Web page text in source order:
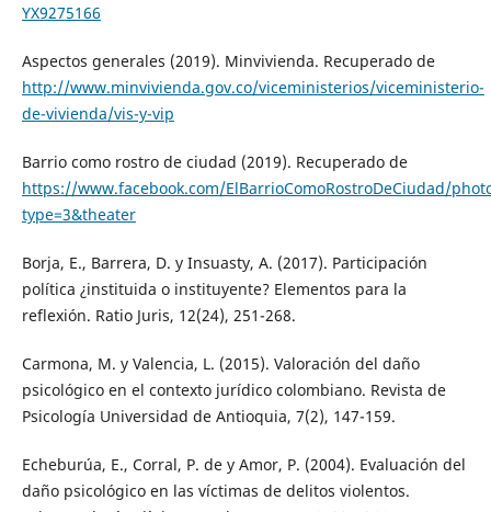
YX9275166
Aspectos generales (2019). Minvivienda. Recuperado de
http://www.minvivienda.gov.co/viceministerios/viceministerio-
de-vivienda/vis-y-vip
Barrio como rostro de ciudad (2019). Recuperado de
https://www.facebook.com/ElBarrioComoRostroDeCiudad/
type=3&theater
Borja, E., Barrera, D. y Insuasty, A. (2017). Participación
política ¿instituida o instituyente? Elementos para la
reflexión. Ratio Juris, 12(24), 251-268.
Carmona, M. y Valencia, L. (2015). Valoración del daño
psicológico en el contexto jurídico colombiano. Revista de
Psicología Universidad de Antioquia, 7(2), 147-159.
Echeburúa, E., Corral, P. de y Amor, P. (2004). Evaluación del
daño psicológico en las víctimas de delitos violentos.